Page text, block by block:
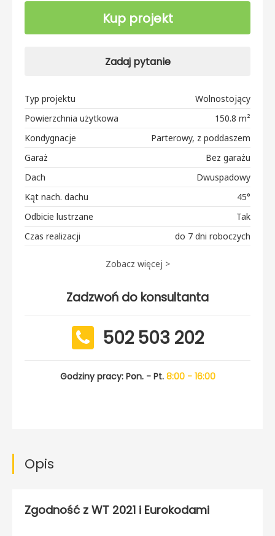
Kup projekt
Zadaj pytanie
Typ projektu
Wolnostojący
Powierzchnia użytkowa
150.8 m²
Kondygnacje
Parterowy, z poddaszem
Garaż
Bez garażu
Dach
Dwuspadowy
Kąt nach. dachu
45°
Odbicie lustrzane
Tak
Czas realizacji
do 7 dni roboczych
Zobacz więcej >
Zadzwoń do konsultanta
502 503 202
Godziny pracy: Pon. - Pt. 8:00 - 16:00
Opis
Zgodność z WT 2021 i Eurokodami